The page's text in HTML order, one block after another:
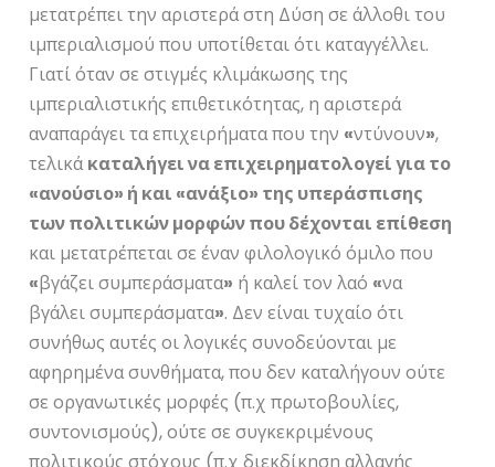
μετατρέπει την αριστερά στη Δύση σε άλλοθι του
ιμπεριαλισμού που υποτίθεται ότι καταγγέλλει.
Γιατί όταν σε στιγμές κλιμάκωσης της
ιμπεριαλιστικής επιθετικότητας, η αριστερά
αναπαράγει τα επιχειρήματα που την «ντύνουν»,
τελικάκαταλήγει να επιχειρηματολογεί για το
«ανούσιο» ή και «ανάξιο» της υπεράσπισης
των πολιτικών μορφών που δέχονται επίθεση
και μετατρέπεται σε έναν φιλολογικό όμιλο που
«βγάζει συμπεράσματα» ή καλεί τον λαό «να
βγάλει συμπεράσματα». Δεν είναι τυχαίο ότι
συνήθως αυτές οι λογικές συνοδεύονται με
αφηρημένα συνθήματα, που δεν καταλήγουν ούτε
σε οργανωτικές μορφές (π.χ πρωτοβουλίες,
συντονισμούς), ούτε σε συγκεκριμένους